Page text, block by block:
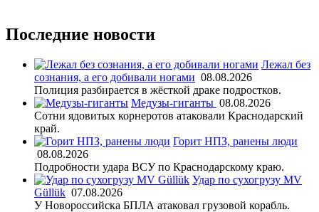
Последние новости
Лежал без
сознания, а его добивали ногами 08.08.2026
Полиция разбирается в жёсткой драке подростков.
Медузы-гиганты 08.08.2026
Сотни ядовитых корнеротов атаковали Краснодарский
край.
Горит НПЗ, ранены люди
08.08.2026
Подробности удара ВСУ по Краснодарскому краю.
Удар по сухогрузу MV
Güllük 07.08.2026
У Новороссийска БПЛА атаковал грузовой корабль.